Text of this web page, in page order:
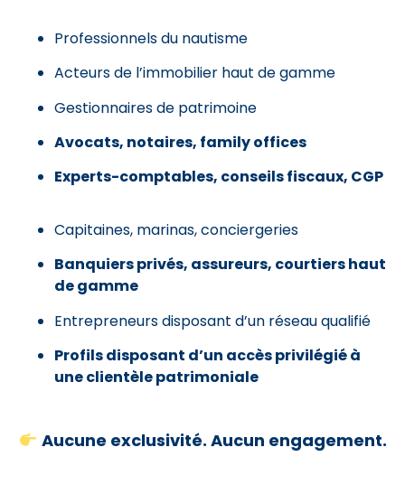
Professionnels du nautisme
Acteurs de l’immobilier haut de gamme
Gestionnaires de patrimoine
Avocats, notaires, family offices
Experts-comptables, conseils fiscaux, CGP
Capitaines, marinas, conciergeries
Banquiers privés, assureurs, courtiers haut
de gamme
Entrepreneurs disposant d’un réseau qualifié
Profils disposant d’un accès privilégié à
une clientèle patrimoniale
Aucune exclusivité. Aucun engagement.